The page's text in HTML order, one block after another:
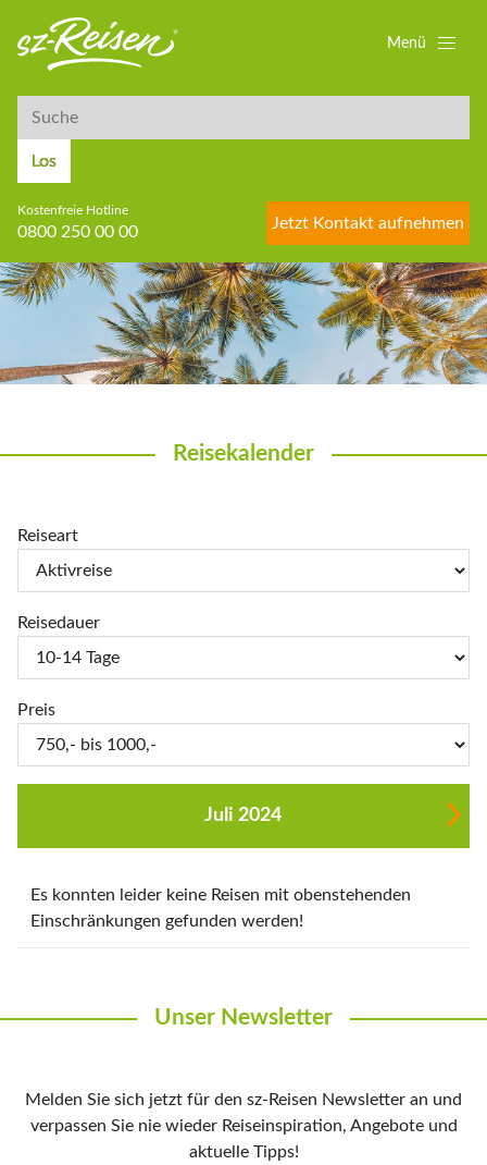
Suche
Los
Kostenfreie Hotline
0800 250 00 00
Jetzt Kontakt aufnehmen
Menü
Reisekalender
Reiseart
Reisedauer
Preis
Juli 2024
Es konnten leider keine Reisen mit obenstehenden
Einschränkungen gefunden werden!
Unser Newsletter
Melden Sie sich jetzt für den sz-Reisen Newsletter an und
verpassen Sie nie wieder Reiseinspiration, Angebote und
aktuelle Tipps!